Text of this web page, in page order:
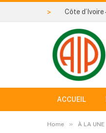
>
ACCUEIL
Home » À LA UNE